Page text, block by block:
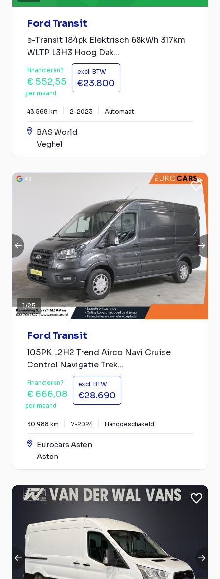
Ford Transit
e-Transit 184pk Elektrisch 68kWh 317km
WLTP L3H3 Hoog Dak...
Financieren?
€ 552,55
per maand
excl. BTW
€23.800
43.568 km 2-2023 Automaat
BAS World
Veghel
1/25
Ford Transit
105PK L2H2 Trend Airco Navi Cruise
Control Navigatie Trek...
Financieren?
€ 666,08
per maand
excl. BTW
€28.690
30.988 km 7-2024 Handgeschakeld
Eurocars Asten
Asten